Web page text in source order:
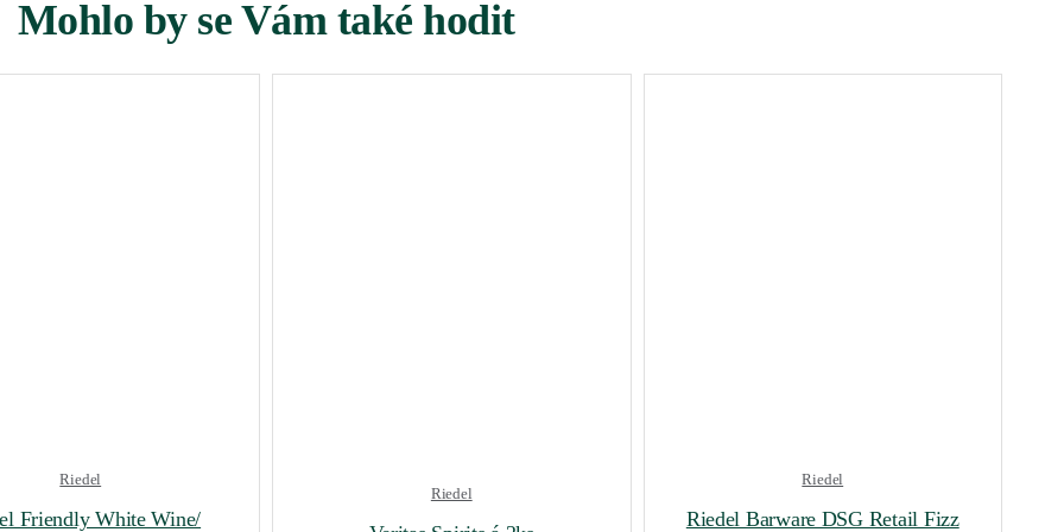
Mohlo by se Vám také hodit
Riedel
Friendly White Wine/
Riedel
Riedel
Riedel Barware DSG Retail Fizz